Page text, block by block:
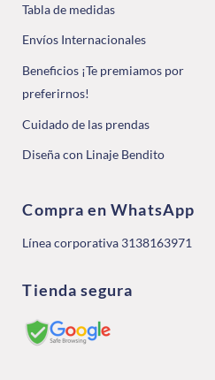
Tabla de medidas
Envíos Internacionales
Beneficios ¡Te premiamos por
preferirnos!
Cuidado de las prendas
Diseña con Linaje Bendito
Compra en WhatsApp
Línea corporativa 3138163971
Tienda segura